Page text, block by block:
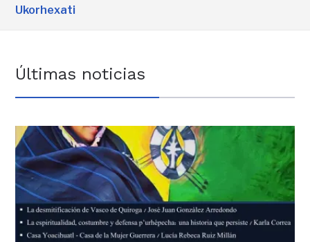
&
Ukorhexati
Últimas noticias